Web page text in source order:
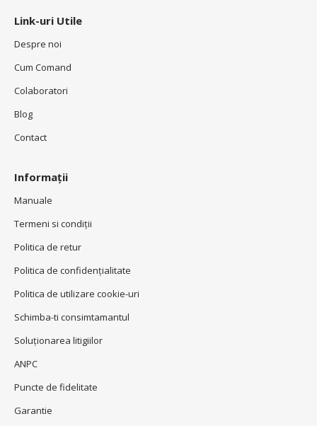
Link-uri Utile
Despre noi
Cum Comand
Colaboratori
Blog
Contact
Informații
Manuale
Termeni si condiţii
Politica de retur
Politica de confidenţialitate
Politica de utilizare cookie-uri
Schimba-ti consimtamantul
Soluționarea litigiilor
ANPC
Puncte de fidelitate
Garantie